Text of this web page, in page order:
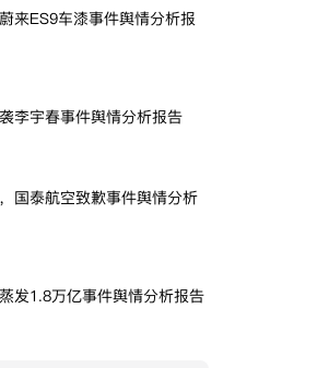
来ES9车漆事件舆情分析报
李宇春事件舆情分析报告
国泰航空致歉事件舆情分析
发1.8万亿事件舆情分析报告